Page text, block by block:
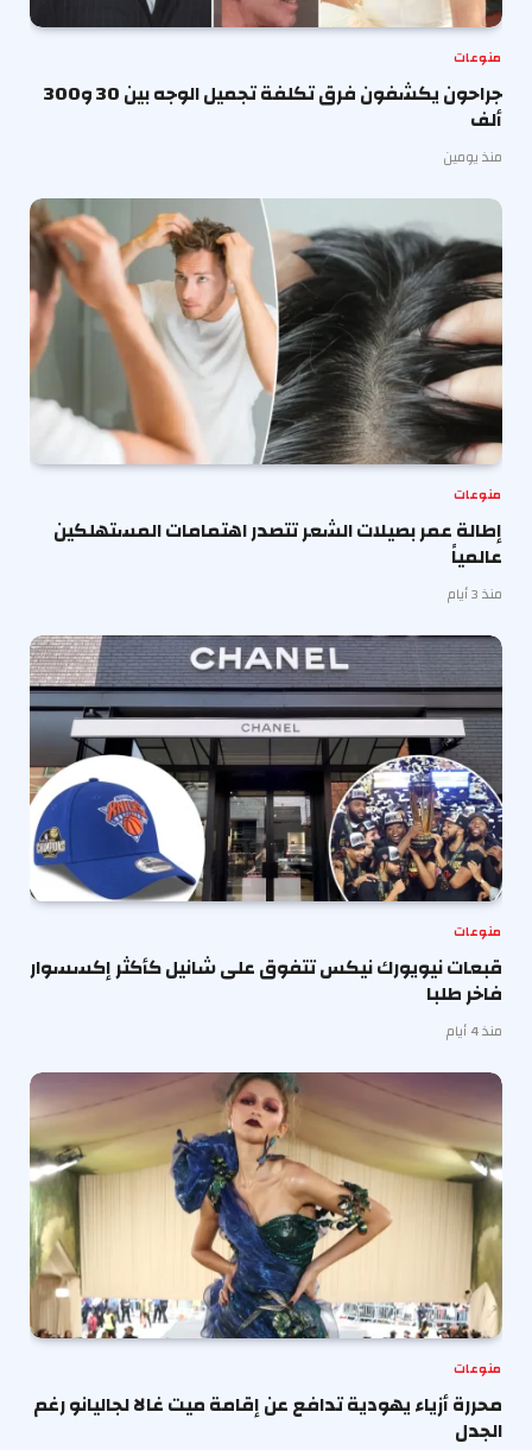
منوعات
جراحون يكشفون فرق تكلفة تجميل الوجه بين 30 و300
ألف
منذ يومين
منوعات
إطالة عمر بصيلات الشعر تتصدر اهتمامات المستهلكين
عالمياً
منذ 3 أيام
منوعات
قبعات نيويورك نيكس تتفوق على شانيل كأكثر إكسسوار
فاخر طلبا
منذ 4 أيام
منوعات
محررة أزياء يهودية تدافع عن إقامة ميت غالا لجاليانو رغم
الجدل